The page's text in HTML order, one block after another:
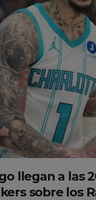
llegan a las
sobre los